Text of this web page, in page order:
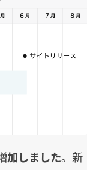
加しました。新